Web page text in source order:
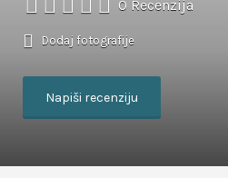
0 Recenzija
Dodaj fotografije
Napiši recenziju